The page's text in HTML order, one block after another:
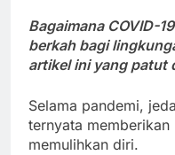
Bagaimana COVID-
berkah bagi
artikel ini yang patut
Selama pandemi,
ternyata
memulihkan diri.